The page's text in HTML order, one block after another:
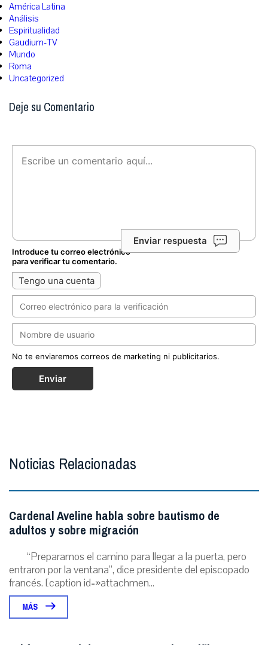
América Latina
Análisis
Espiritualidad
Gaudium-TV
Mundo
Roma
Uncategorized
Deje su Comentario
Enviar respuesta
Introduce tu correo electrónico
para verificar tu comentario.
Tengo una cuenta
No te enviaremos correos de marketing ni publicitarios.
Enviar
Noticias Relacionadas
Cardenal Aveline habla sobre bautismo de
adultos y sobre migración
“Preparamos el camino para llegar a la puerta, pero
entraron por la ventana”, dice presidente del episcopado
francés. [caption id=»attachmen...
MÁS